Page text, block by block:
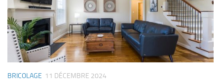
BRICOLAGE 11 DÉCEMBRE 2024